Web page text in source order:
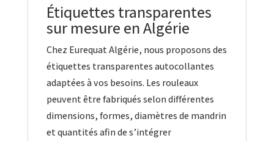
Étiquettes transparentes
sur mesure en Algérie
Chez Eurequat Algérie, nous proposons des
étiquettes transparentes autocollantes
adaptées à vos besoins. Les rouleaux
peuvent être fabriqués selon différentes
dimensions, formes, diamètres de mandrin
et quantités afin de s’intégrer